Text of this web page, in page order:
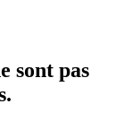
sont pas